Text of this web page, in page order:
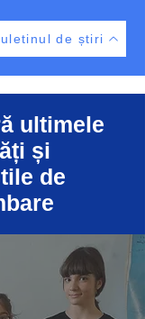
de știri
ultimele
și
de